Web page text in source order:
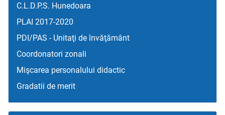
C.L.D.P.S. Hunedoara
PLAI 2017-2020
PDI/PAS - Unitaţi de învăţământ
Coordonatori zonali
Mişcarea personalului didactic
Gradatii de merit